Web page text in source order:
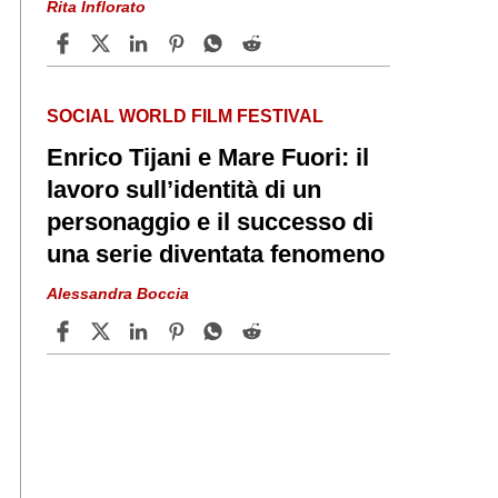
Rita Inflorato
SOCIAL WORLD FILM FESTIVAL
Enrico Tijani e Mare Fuori: il
lavoro sull’identità di un
personaggio e il successo di
una serie diventata fenomeno
Alessandra Boccia